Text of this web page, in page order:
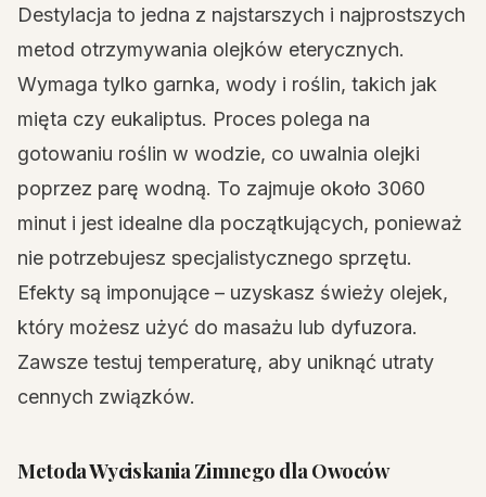
Destylacja to jedna z najstarszych i najprostszych
metod otrzymywania olejków eterycznych.
Wymaga tylko garnka, wody i roślin, takich jak
mięta czy eukaliptus. Proces polega na
gotowaniu roślin w wodzie, co uwalnia olejki
poprzez parę wodną. To zajmuje około 3060
minut i jest idealne dla początkujących, ponieważ
nie potrzebujesz specjalistycznego sprzętu.
Efekty są imponujące – uzyskasz świeży olejek,
który możesz użyć do masażu lub dyfuzora.
Zawsze testuj temperaturę, aby uniknąć utraty
cennych związków.
Metoda Wyciskania Zimnego dla Owoców